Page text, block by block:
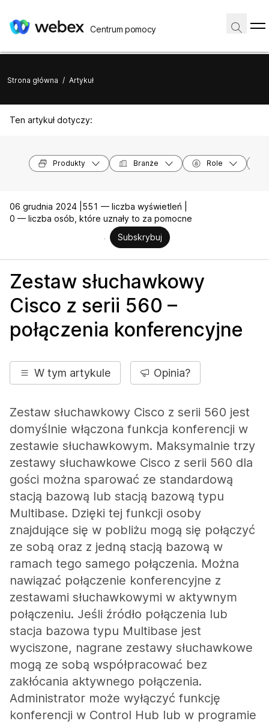
Centrum pomocy
Strona główna / Artykuł
Ten artykuł dotyczy:
Produkty Branże Role
06 grudnia 2024 | 551 — liczba wyświetleń |
0 — liczba osób, które uznały to za pomocne
Subskrybuj
Zestaw słuchawkowy
Cisco z serii 560 –
połączenia konferencyjne
W tym artykule Opinia?
Zestaw słuchawkowy Cisco z serii 560 jest
domyślnie włączona funkcja konferencji w
zestawie słuchawkowym. Maksymalnie trzy
zestawy słuchawkowe Cisco z serii 560 dla
gości można sparować ze standardową
stacją bazową lub stacją bazową typu
Multibase. Dzięki tej funkcji osoby
znajdujące się w pobliżu mogą się połączyć
ze sobą oraz z jedną stacją bazową w
ramach tego samego połączenia. Można
nawiązać połączenie konferencyjne z
zestawami słuchawkowymi w aktywnym
połączeniu. Jeśli źródło połączenia lub
stacja bazowa typu Multibase jest
wyciszone, nagrane zestawy słuchawkowe
mogą ze sobą współpracować bez
zakłócania aktywnego połączenia.
Administrator może wyłączyć funkcję
konferencji w Control Hub lub w programie